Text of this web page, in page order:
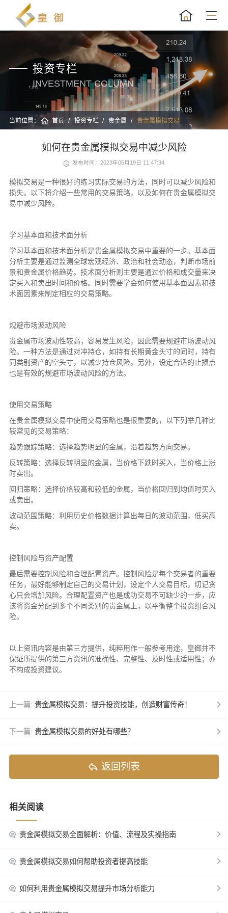
投资专栏
INVESTMENT COLUMN
当前位置： 首页 投资专栏 贵金属 贵金属模拟交易
如何在贵金属模拟交易中减少风险
发布时间：2023年05月19日 11:47:34
模拟交易是一种很好的练习实际交易的方法，同时可以减少风险和
损失。以下将介绍一些常用的交易策略，以及如何在贵金属模拟交
易中减少风险。
学习基本面和技术面分析
学习基本面和技术面分析是贵金属模拟交易中重要的一步。基本面
分析主要是通过监测全球宏观经济、政治和社会动态，判断市场前
景和贵金属价格趋势。技术面分析则主要是通过价格和成交量来决
定买入和卖出时间和价格。同时需要学会如何使用基本面因素和技
术面因素来制定相应的交易策略。
规避市场波动风险
贵金属市场波动性较高，容易发生风险，因此需要规避市场波动风
险。一种方法是通过对冲持仓，如持有长期黄金头寸的同时，持有
同类别资产的空头寸，以减少持仓风险。另外，设定合适的止损点
也是有效的规避市场波动风险的方法。
使用交易策略
在贵金属模拟交易中使用交易策略也是很重要的，以下列举几种比
较常见的交易策略：
趋势跟踪策略：选择趋势明显的金属，沿着趋势方向交易。
反转策略：选择反转明显的金属，当价格下跌时买入，当价格上涨
时卖出。
回归策略：选择价格较高和较低的金属，当价格回归到均值时买入
或卖出。
波动范围策略：利用历史价格数据计算出每日的波动范围，低买高
卖。
控制风险与资产配置
最后需要控制风险和合理配置资产。控制风险是每个交易者的重要
任务，最好能够制定自己的交易计划，设定个人交易目标，切记贪
心只会增加风险。合理配置资产也是成功交易不可缺少的一步，应
该将资金分配到多个不同类别的贵金属上，以平衡整个投资组合风
险。
以上资讯内容是由第三方提供，纯粹用作一般参考用途，皇御并不
保证所提供的第三方资讯的准确性、完整性、及时性或适用性；亦
不构成投资建议。
上一篇: 贵金属模拟交易：提升投资技能，创造财富传奇！
下一篇: 贵金属模拟交易的好处有哪些？
返回列表
相关阅读
贵金属模拟交易全面解析：价值、流程及实操指南
贵金属模拟交易如何帮助投资者提高技能
如何利用贵金属模拟交易提升市场分析能力